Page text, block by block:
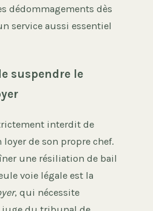
dédommagements dès
service aussi essentiel
suspendre le
interdit de
loyer de son propre chef.
une résiliation de bail
voie légale est la
, qui nécessite